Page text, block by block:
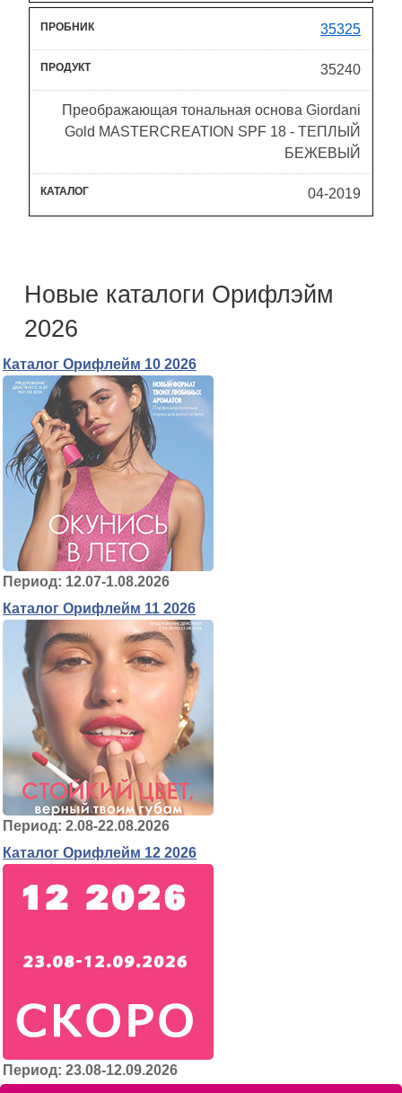
35325
35240
Преображающая тональная основа Giordani
Gold MASTERCREATION SPF 18 - ТЕПЛЫЙ
БЕЖЕВЫЙ
04-2019
Новые каталоги Орифлэйм
2026
Каталог Орифлейм 10 2026
Период: 12.07-1.08.2026
Каталог Орифлейм 11 2026
Период: 2.08-22.08.2026
Каталог Орифлейм 12 2026
Период: 23.08-12.09.2026